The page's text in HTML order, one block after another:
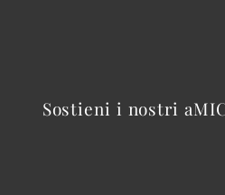
Sostieni i nostri